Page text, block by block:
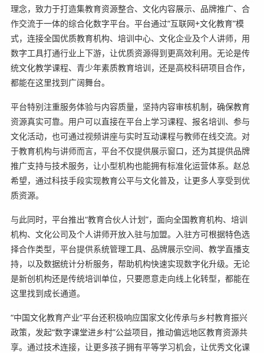
理念，致力于打造集教育资源整合、文化内容展示、品牌推广、合
作交流于一体的综合化数字平台。平台通过“互联网+文化教育”模
式，连接全国优质教育机构、培训中心、文化企业及个人讲师，用
数字工具打通行业上下游，让优质资源得到更高效利用。无论是传
统文化教学课程、青少年素质教育培训，还是高校科研项目合作，
都能在这里找到广阔舞台。
平台特别注重服务体验与内容质量，坚持内容审核机制，确保教育
资源真实可靠。用户可以直接在平台上学习课程、报名培训、参与
文化活动，也可通过视频讲座与实时互动课程与教师在线交流。对
于教育机构与讲师而言，平台不仅提供展示窗口，还为其提供品牌
推广支持与技术服务，让小型机构也能拥有标准化运营体系。赵总
希望，通过科技手段实现教育公平与文化普及，让更多人享受到优
质资源。
与此同时，平台推出“教育合伙人计划”，面向全国教育机构、培训
机构、文化公司及个人讲师开放入驻与加盟。入驻方可根据特色选
择合作类型，平台提供系统管理工具、品牌展示空间、教学直播支
持，以及数据统计分析服务，帮助机构快速实现数字化升级。无论
是新创机构还是传统培训单位，只要愿意走向线上化转型，都能在
这里找到成长通道。
“中国文化教育产业”平台还积极响应国家文化传承与乡村教育振兴
政策，发起“数字课堂进乡村”公益项目，推动偏远地区教育资源共
享。通过技术连接，让更多孩子拥有平等学习机会，让优秀文化课